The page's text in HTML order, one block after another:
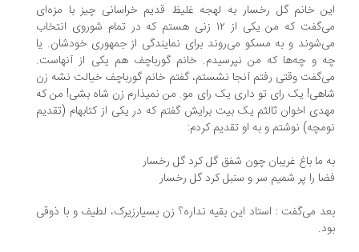
خانم گل رخسار به لهجه غلیظ قدیم خراسانی چیز با مزه‌ای
می‌گفت که من یکی از ۱۲ زنی هستم که در تمام شوروی انتخاب
و به مسکو می‌روند برای نمایندگی از جمهوری خودشان. یا
و چه‌ها که من نپرسیدم. خانم گورباچف هم یکی از آنهاست.
وقتی رفتم آنجا نشستم، گفتم خانم گورباچف خیالت نشه زن
یک رای تو داری یک رای مو. من نمیذارم زن شاه بشی! من که
اخوان ثالثم یک بیت برایش گفتم که در یکی از کتابهام (تقدیم
نوشتم و به او تقدیم کردم:
ما باغ غریبان چون شفق گل کرد گل رخسار
را پر شمیم سر و سنبل کرد گل رخسار
می‌گفت : استاد این بقیه نداره؟ زن بسیارزیرک، لطیف و با ذوقی